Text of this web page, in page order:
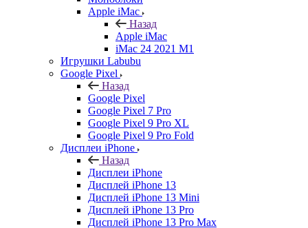
Apple iMac
Назад
Apple iMac
iMac 24 2021 M1
Игрушки Labubu
Google Pixel
Назад
Google Pixel
Google Pixel 7 Pro
Google Pixel 9 Pro XL
Google Pixel 9 Pro Fold
Дисплеи iPhone
Назад
Дисплеи iPhone
Дисплей iPhone 13
Дисплей iPhone 13 Mini
Дисплей iPhone 13 Pro
Дисплей iPhone 13 Pro Max